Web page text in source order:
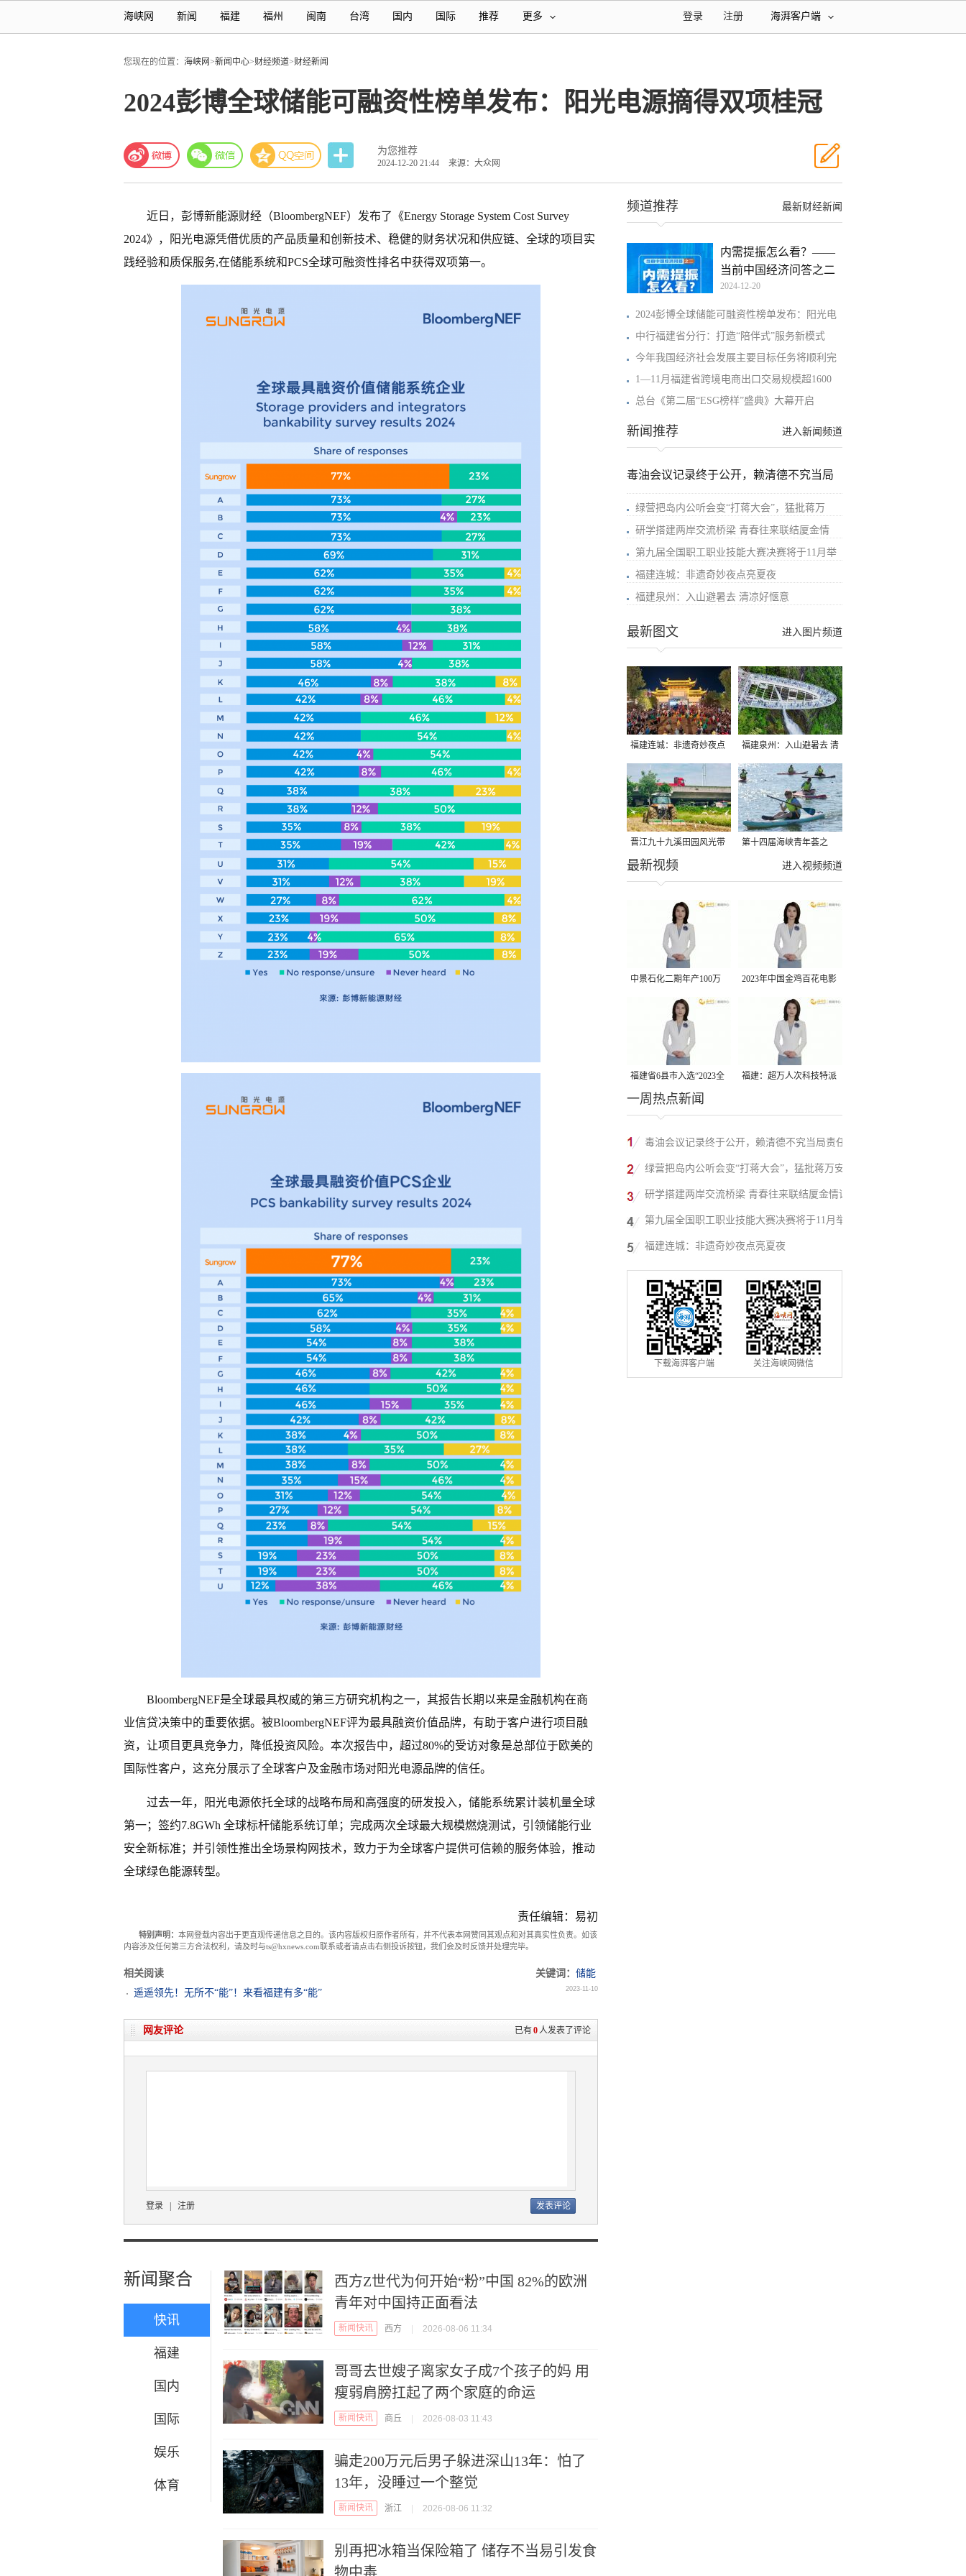
海峡网 新闻 福建 福州 闽南 台湾 国内 国际 推荐 更多 海湃客户端
注册
登录
您现在的位置： 海峡网>新闻中心>财经频道>财经新闻
2024彭博全球储能可融资性榜单发布：阳光电源摘得双项桂冠
为您推荐
2024-12-20 21:44 来源：大众网
近日，彭博新能源财经（BloombergNEF）发布了《Energy Storage System Cost Survey
2024》，阳光电源凭借优质的产品质量和创新技术、稳健的财务状况和供应链、全球的项目实
践经验和质保服务,在储能系统和PCS全球可融资性排名中获得双项第一。
BloombergNEF是全球最具权威的第三方研究机构之一，其报告长期以来是金融机构在商
业信贷决策中的重要依据。被BloombergNEF评为最具融资价值品牌，有助于客户进行项目融
资，让项目更具竞争力，降低投资风险。本次报告中，超过80%的受访对象是总部位于欧美的
国际性客户，这充分展示了全球客户及金融市场对阳光电源品牌的信任。
过去一年，阳光电源依托全球的战略布局和高强度的研发投入，储能系统累计装机量全球
第一；签约7.8GWh 全球标杆储能系统订单；完成两次全球最大规模燃烧测试，引领储能行业
安全新标准；并引领性推出全场景构网技术，致力于为全球客户提供可信赖的服务体验，推动
全球绿色能源转型。
责任编辑：易初
特别声明： 本网登载内容出于更直观传递信息之目的。该内容版权归原作者所有，并不代表本网赞同其观点和对其真实性负责。如该
内容涉及任何第三方合法权利，请及时与ts@hxnews.com联系或者请点击右侧投诉按钮，我们会及时反馈并处理完毕。
相关阅读 关键词： 储能
遥遥领先！无所不“能”！来看福建有多“能”
2023-11-10
已有0 人发表了评论
网友评论
登录 | 注册
新闻聚合
快讯
福建
国内
国际
娱乐
体育
西方Z世代为何开始“粉”中国 82%的欧洲
青年对中国持正面看法
新闻快讯 西方 | 2026-08-06 11:34
哥哥去世嫂子离家女子成7个孩子的妈 用
瘦弱肩膀扛起了两个家庭的命运
新闻快讯 商丘 | 2026-08-03 11:43
骗走200万元后男子躲进深山13年：怕了
13年，没睡过一个整觉
新闻快讯 浙江 | 2026-08-06 11:32
别再把冰箱当保险箱了 储存不当易引发食
物中毒
最新财经新闻
频道推荐
内需提振怎么看？——
当前中国经济问答之二
2024-12-20
2024彭博全球储能可融资性榜单发布：阳光电
中行福建省分行：打造“陪伴式”服务新模式
今年我国经济社会发展主要目标任务将顺利完
1—11月福建省跨境电商出口交易规模超1600
总台《第二届“ESG榜样”盛典》大幕开启
进入新闻频道
新闻推荐
毒油会议记录终于公开，赖清德不究当局
绿营把岛内公听会变“打蒋大会”，猛批蒋万
研学搭建两岸交流桥梁 青春往来联结厦金情
第九届全国职工职业技能大赛决赛将于11月举
福建连城：非遗奇妙夜点亮夏夜
福建泉州：入山避暑去 清凉好惬意
进入图片频道
最新图文
福建连城：非遗奇妙夜点
亮夏夜
福建泉州：入山避暑去 清
凉好惬意
晋江九十九溪田园风光带
千亩早稻迎来成熟收割季
第十四届海峡青年荟之
2026榕台青年大学生水上
进入视频频道
最新视频
中景石化二期年产100万
吨丙烷脱氢项目建成中交
2023年中国金鸡百花电影
节有福电影巡展31日启动
福建省6县市入选“2023全
国县域发展潜力百强县”
福建：超万人次科技特派
一周热点新闻
毒油会议记录终于公开，赖清德不究当局责任
反甩锅卢秀燕，蓝营点名责任官员要求撤职下
绿营把岛内公听会变“打蒋大会”，猛批蒋万安
废除监察机构主张，遭蓝营搬出蔡英文、赖清
研学搭建两岸交流桥梁 青春往来联结厦金情谊
第九届全国职工职业技能大赛决赛将于11月举
行
福建连城：非遗奇妙夜点亮夏夜
下载海湃客户端 关注海峡网微信